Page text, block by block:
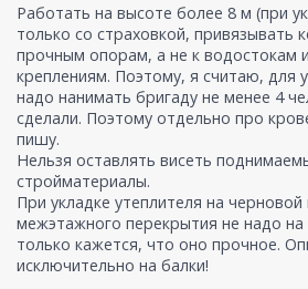
Работать на высоте более 8 м (при
только со страховкой, привязывать
прочным опорам, а не к водостокам
креплениям. Поэтому, я считаю, для
надо нанимать бригаду не менее 4
сделали. Поэтому отдельно про
пишу.
Нельзя оставлять висеть
стройматериалы.
При укладке утеплителя на
межэтажного перекрытия не надо на
только кажется, что оно прочное.
исключительно на балки!